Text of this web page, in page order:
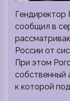
Гендиректор
сообщил в
России от
При этом
собственный
к которой